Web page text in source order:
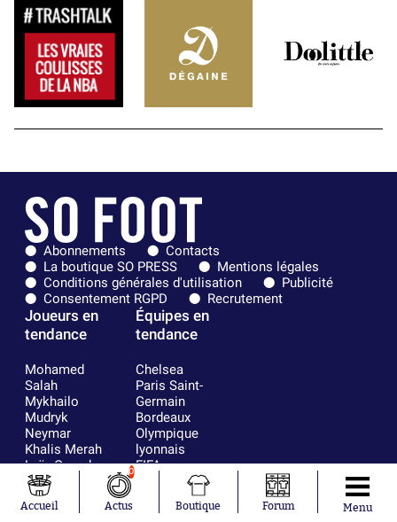
Abonnements
Contacts
La boutique SO PRESS
Mentions légales
Conditions générales d'utilisation
Publicité
Consentement RGPD
Recrutement
Joueurs en
tendance
Mohamed
Salah
Mykhailo
Mudryk
Neymar
Khalis Merah
Loïs Openda
Moussa
Niakhaté
Nicolás
Équipes en
tendance
Chelsea
Paris Saint-
Germain
Bordeaux
Olympique
lyonnais
FIFA
Real Madrid
RC Strasbourg
AC Milan
Accueil
0
Actus Boutique Forum Menu